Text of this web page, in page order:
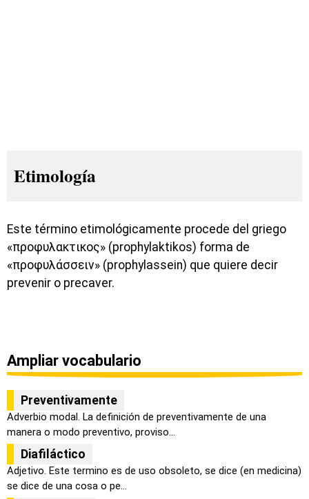
Etimología
Este término etimológicamente procede del griego
«προφυλακτικος» (prophylaktikos) forma de
«προφυλάσσειν» (prophylassein) que quiere decir
prevenir o precaver.
Ampliar vocabulario
Preventivamente
Adverbio modal. La definición de preventivamente de una
manera o modo preventivo, proviso...
Diafiláctico
Adjetivo. Este termino es de uso obsoleto, se dice (en medicina)
se dice de una cosa o pe...